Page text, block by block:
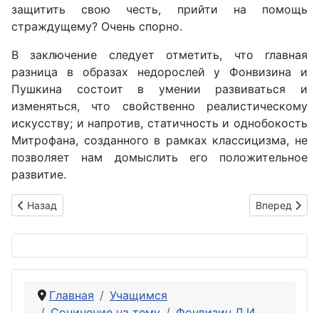
защитить свою честь, прийти на помощь
страждущему? Очень спорно.
В заключение следует отметить, что главная
разница в образах недорослей у Фонвизина и
Пушкина состоит в умении развиваться и
изменяться, что свойственно реалистическому
искусству; и напротив, статичность и однобокость
Митрофана, созданного в рамках классицизма, не
позволяет нам домыслить его положительное
развитие.
Предыдущий: «Письмо Правдина господину N».
Назад Следующий:
Вперед
Главная
Учащимся